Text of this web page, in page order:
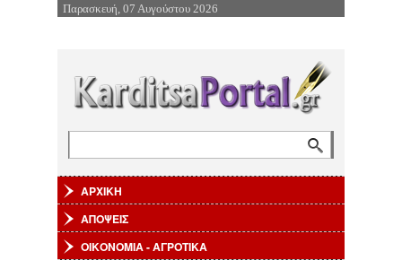
Επιστροφή στην Πλοήγηση
Παρασκευή, 07 Αυγούστου 2026
ΑΡΧΙΚΗ
ΑΠΟΨΕΙΣ
ΟΙΚΟΝΟΜΙΑ - ΑΓΡΟΤΙΚΑ